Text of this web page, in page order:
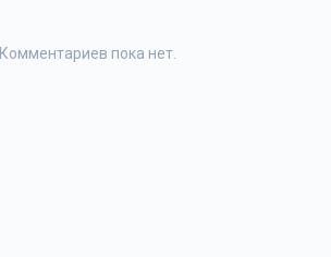
Комментариев пока нет.